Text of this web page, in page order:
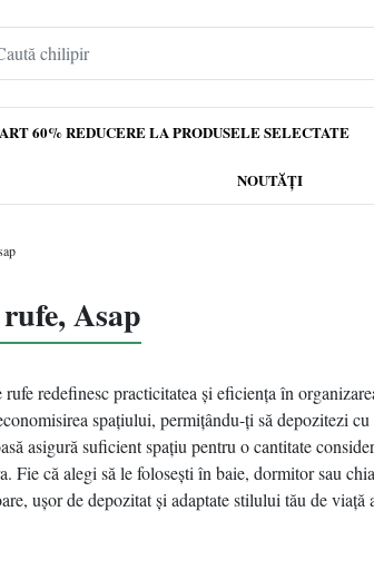
60% REDUCERE LA PRODUSELE SELECTATE
NOUTĂȚI
Asap
rufe redefinesc practicitatea și eficiența în
spațiului, permițându-ți să depozitezi
asigură suficient spațiu pentru o cantitate
Fie că alegi să le folosești în baie, dormitor sau
ușor de depozitat și adaptate stilului tău de viață